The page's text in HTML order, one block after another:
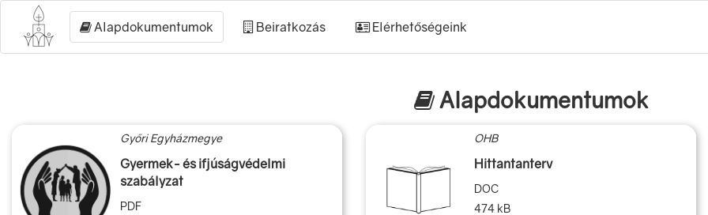
Alapdokumentumok Beiratkozás Elérhetőségeink
Alapdokumentumok
Győri Egyházmegye
Gyermek- és ifjúságvédelmi
szabályzat
PDF
OHB
Hittantanterv
DOC
474 kB